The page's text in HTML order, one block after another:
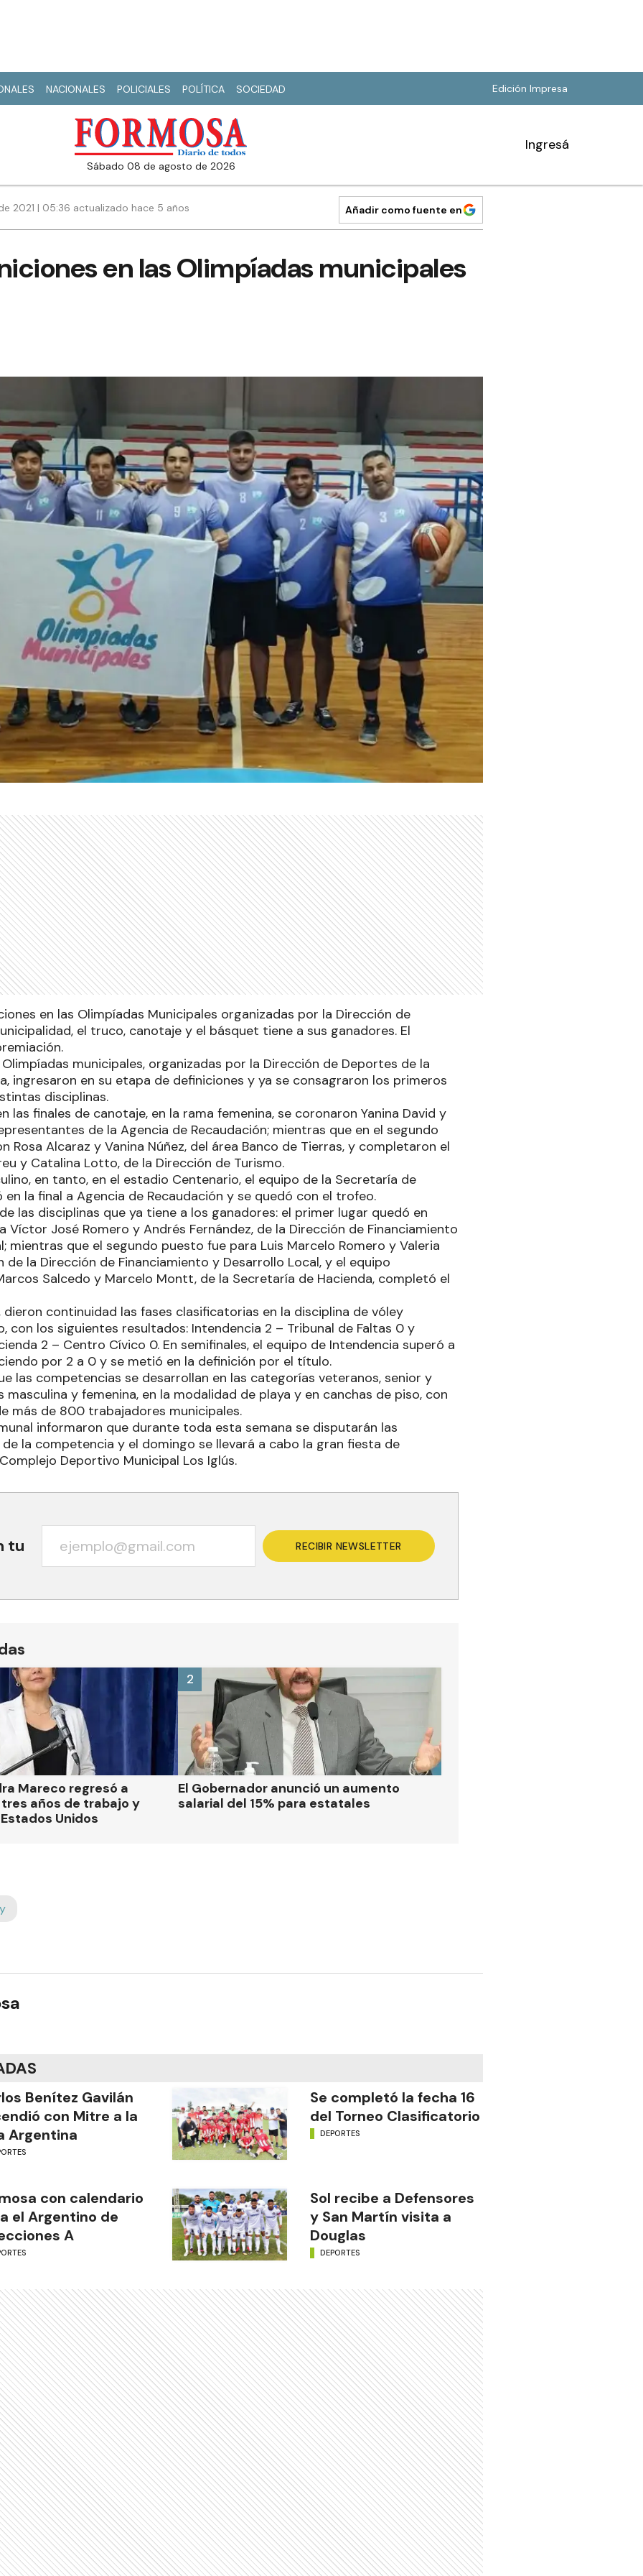
NACIONALES POLICIALES POLÍTICA SOCIEDAD Edición Impresa
sábado 08 de agosto de 2026
Ingresá
2021 | 05:36 actualizado hace 5 años Añadir como fuente en
en las Olimpíadas municipales
en las Olimpíadas Municipales organizadas por la Dirección de
el truco, canotaje y el básquet tiene a sus ganadores. El
municipales, organizadas por la Dirección de Deportes de la
ingresaron en su etapa de definiciones y ya se consagraron los primeros
disciplinas.
las finales de canotaje, en la rama femenina, se coronaron Yanina David y
de la Agencia de Recaudación; mientras que en el segundo
Rosa Alcaraz y Vanina Núñez, del área Banco de Tierras, y completaron el
y Catalina Lotto, de la Dirección de Turismo.
en tanto, en el estadio Centenario, el equipo de la Secretaría de
la final a Agencia de Recaudación y se quedó con el trofeo.
las disciplinas que ya tiene a los ganadores: el primer lugar quedó en
Víctor José Romero y Andrés Fernández, de la Dirección de Financiamiento
mientras que el segundo puesto fue para Luis Marcelo Romero y Valeria
de la Dirección de Financiamiento y Desarrollo Local, y el equipo
Salcedo y Marcelo Montt, de la Secretaría de Hacienda, completó el
dieron continuidad las fases clasificatorias en la disciplina de vóley
con los siguientes resultados: Intendencia 2 – Tribunal de Faltas 0 y
2 – Centro Cívico 0. En semifinales, el equipo de Intendencia superó a
por 2 a 0 y se metió en la definición por el título.
las competencias se desarrollan en las categorías veteranos, senior y
masculina y femenina, en la modalidad de playa y en canchas de piso, con
más de 800 trabajadores municipales.
informaron que durante toda esta semana se disputarán las
la competencia y el domingo se llevará a cabo la gran fiesta de
Deportivo Municipal Los Iglús.
tu RECIBIR NEWSLETTER
Mareco regresó a
años de trabajo y
Unidos
El Gobernador anunció un aumento
salarial del 15% para estatales
2
Benítez Gavilán
con Mitre a la
Argentina
Se completó la fecha 16
del Torneo Clasificatorio
DEPORTES
con calendario
el Argentino de
A
Sol recibe a Defensores
y San Martín visita a
Douglas
DEPORTES